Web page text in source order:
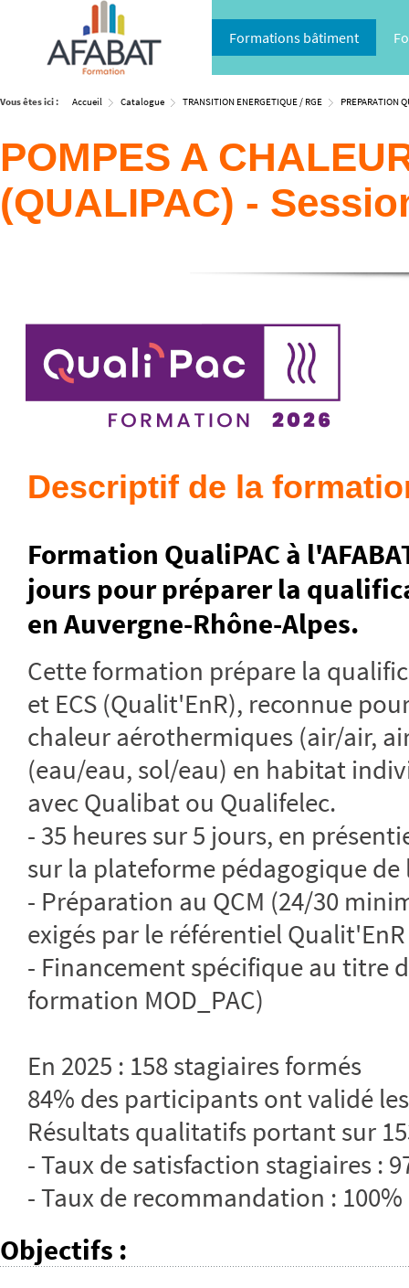
Formations bâtiment
Vous êtes ici : Accueil Catalogue TRANSITION ENERGETIQUE / RGE PREPARATION
POMPES A
(QUALIPAC) -
Descriptif de la
Formation QualiPAC à
jours pour préparer la
en Auvergne-Rhône-Alpes.
Cette formation prépare la
et ECS (Qualit'EnR), reconnue
chaleur aérothermiques (air/air,
(eau/eau, sol/eau) en habitat
avec Qualibat ou Qualifelec.
- 35 heures sur 5 jours, en
sur la plateforme pédagogique de
- Préparation au QCM (24/30
exigés par le référentiel Qualit'EnR
- Financement spécifique au titre
formation MOD_PAC)
En 2025 : 158 stagiaires formés
84% des participants ont validé
Résultats qualitatifs portant sur
- Taux de satisfaction stagiaires :
- Taux de recommandation : 100%
Objectifs :